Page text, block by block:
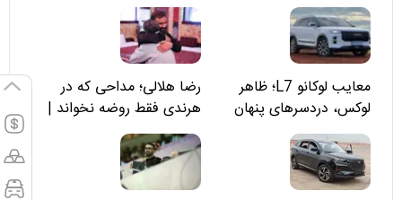
معایب لوکانو L7؛ ظاهر
لوکس، دردسرهای پنهان
رضا هلالی؛ مداحی که در
هرندی فقط روضه نخواند |
مسئولان «تکیه‌گاه آقا مرتضی
علی(ع)» را جدی‌تر ببینند